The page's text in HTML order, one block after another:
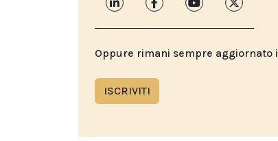
Oppure rimani sempre
ISCRIVITI